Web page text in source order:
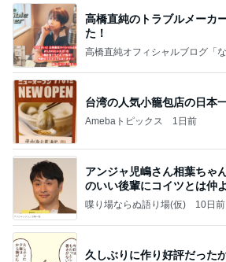
高橋直純のトラブルメーカ
た！
高橋直純オフィシャルブログ「
台湾の人気小籠包店の日本
Amebaトピックス 1日前
アンジャ児嶋さん相葉ちゃ
のいい後輩にコイツとは仲
喋り場ならぬ語り場(仮) 10日前
久しぶりに作り好評だった